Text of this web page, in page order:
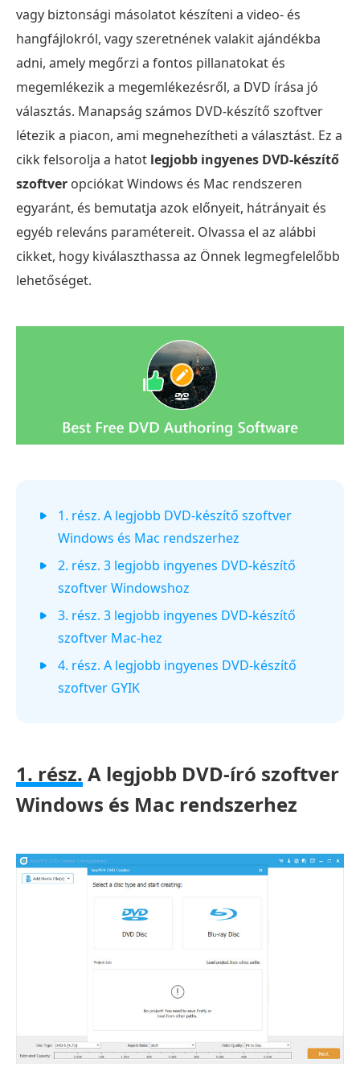
vagy biztonsági másolatot készíteni a video- és
hangfájlokról, vagy szeretnének valakit ajándékba
adni, amely megőrzi a fontos pillanatokat és
megemlékezik a megemlékezésről, a DVD írása jó
választás. Manapság számos DVD-készítő szoftver
létezik a piacon, ami megnehezítheti a választást. Ez a
cikk felsorolja a hatot legjobb ingyenes DVD-készítő
szoftver opciókat Windows és Mac rendszeren
egyaránt, és bemutatja azok előnyeit, hátrányait és
egyéb releváns paramétereit. Olvassa el az alábbi
cikket, hogy kiválaszthassa az Önnek legmegfelelőbb
lehetőséget.
1. rész. A legjobb DVD-készítő szoftver
Windows és Mac rendszerhez
2. rész. 3 legjobb ingyenes DVD-készítő
szoftver Windowshoz
3. rész. 3 legjobb ingyenes DVD-készítő
szoftver Mac-hez
4. rész. A legjobb ingyenes DVD-készítő
szoftver GYIK
1. rész. A legjobb DVD-író szoftver
Windows és Mac rendszerhez